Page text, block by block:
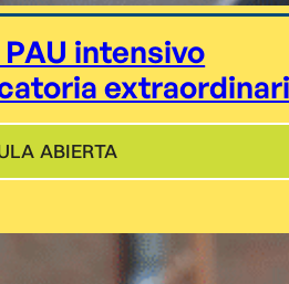
intensivo
ABIERTA